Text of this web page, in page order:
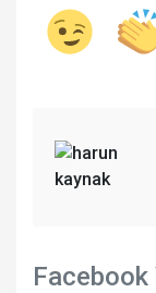
Facebook